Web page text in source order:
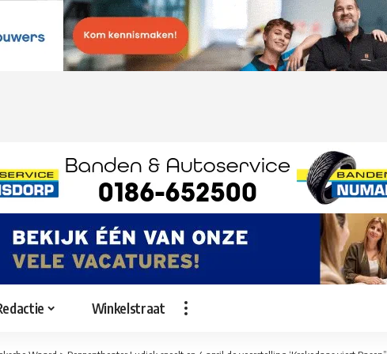
Winkelstraat